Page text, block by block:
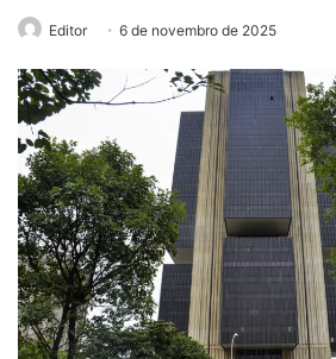
Editor 6 de novembro de 2025